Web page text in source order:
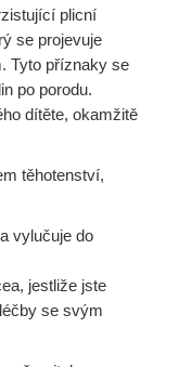
plicní
se projevuje
Tyto příznaky se
po porodu.
dítěte, okamžitě
těhotenství,
vylučuje do
jestliže jste
se svým